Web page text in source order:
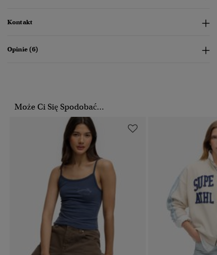
Kontakt
Opinie (6)
Może Ci Się Spodobać...